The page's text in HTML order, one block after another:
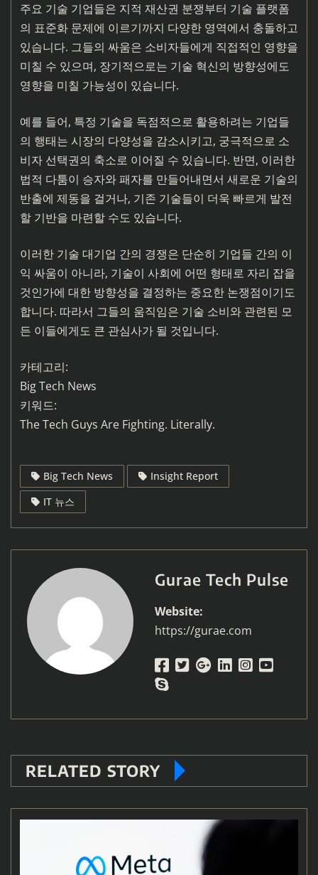
주요 기술 기업들은 지적 재산권 분쟁부터 기술 플랫폼
의 표준화 문제에 이르기까지 다양한 영역에서 충돌하고
있습니다. 그들의 싸움은 소비자들에게 직접적인 영향을
미칠 수 있으며, 장기적으로는 기술 혁신의 방향성에도
영향을 미칠 가능성이 있습니다.
예를 들어, 특정 기술을 독점적으로 활용하려는 기업들
의 행태는 시장의 다양성을 감소시키고, 궁극적으로 소
비자 선택권의 축소로 이어질 수 있습니다. 반면, 이러한
법적 다툼이 승자와 패자를 만들어내면서 새로운 기술의
반출에 제동을 걸거나, 기존 기술들이 더욱 빠르게 발전
할 기반을 마련할 수도 있습니다.
이러한 기술 대기업 간의 경쟁은 단순히 기업들 간의 이
익 싸움이 아니라, 기술이 사회에 어떤 형태로 자리 잡을
것인가에 대한 방향성을 결정하는 중요한 논쟁점이기도
합니다. 따라서 그들의 움직임은 기술 소비와 관련된 모
든 이들에게도 큰 관심사가 될 것입니다.
카테고리:
Big Tech News
키워드:
The Tech Guys Are Fighting. Literally.
Big Tech News
Insight Report
IT 뉴스
Gurae Tech Pulse
Website:
https://gurae.com
RELATED STORY